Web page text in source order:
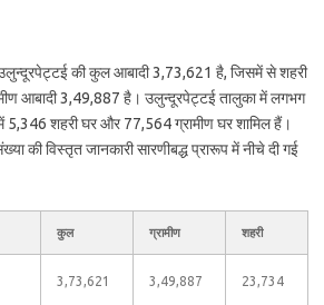
की कुल आबादी 3,73,621 है, जिसमें से शहरी
आबादी 3,49,887 है। उलुन्‍दूरपेट्टई तालुका में लगभग
5,346 शहरी घर और 77,564 ग्रामीण घर शामिल हैं।
की विस्तृत जानकारी सारणीबद्ध प्रारूप में नीचे दी गई
कुल ग्रामीण शहरी
3,73,621 3,49,887 23,734